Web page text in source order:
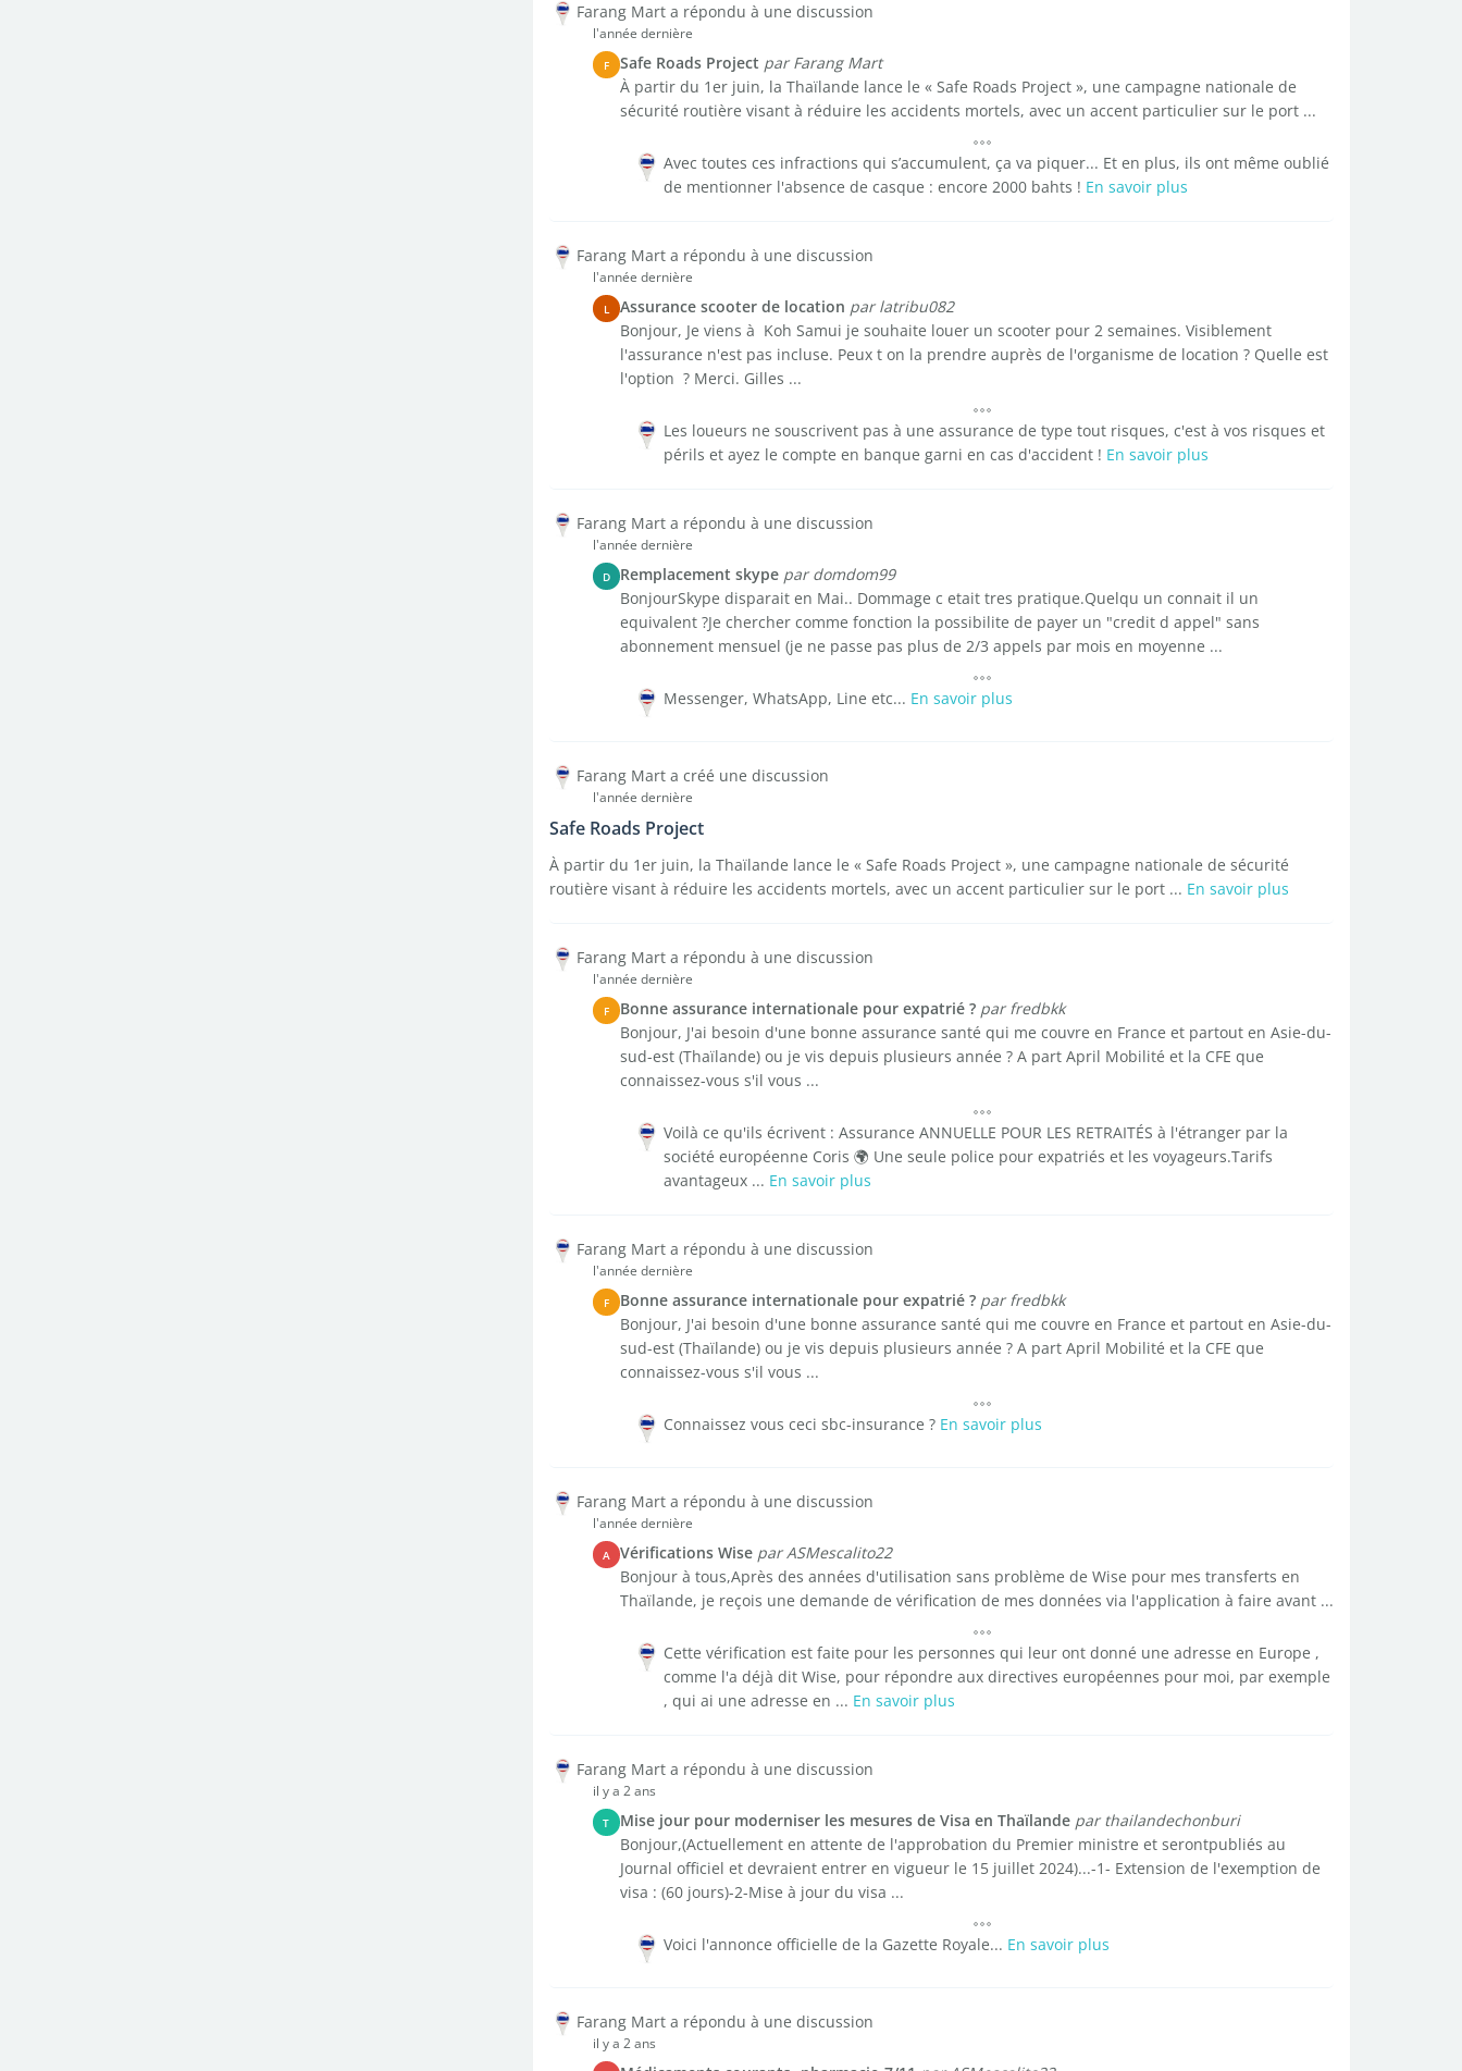
Farang Mart a répondu à une discussion
l'année dernière
F Safe Roads Project par Farang Mart
À partir du 1er juin, la Thaïlande lance le « Safe Roads Project », une campagne nationale de
sécurité routière visant à réduire les accidents mortels, avec un accent particulier sur le port ...
Avec toutes ces infractions qui s’accumulent, ça va piquer... Et en plus, ils ont même oublié
de mentionner l'absence de casque : encore 2000 bahts ! En savoir plus
Farang Mart a répondu à une discussion
l'année dernière
L Assurance scooter de location par latribu082
Bonjour, Je viens à Koh Samui je souhaite louer un scooter pour 2 semaines. Visiblement
l'assurance n'est pas incluse. Peux t on la prendre auprès de l'organisme de location ? Quelle est
l'option ? Merci. Gilles ...
Les loueurs ne souscrivent pas à une assurance de type tout risques, c'est à vos risques et
périls et ayez le compte en banque garni en cas d'accident ! En savoir plus
Farang Mart a répondu à une discussion
l'année dernière
D Remplacement skype par domdom99
BonjourSkype disparait en Mai.. Dommage c etait tres pratique.Quelqu un connait il un
equivalent ?Je chercher comme fonction la possibilite de payer un "credit d appel" sans
abonnement mensuel (je ne passe pas plus de 2/3 appels par mois en moyenne ...
Messenger, WhatsApp, Line etc... En savoir plus
Farang Mart a créé une discussion
l'année dernière
Safe Roads Project
À partir du 1er juin, la Thaïlande lance le « Safe Roads Project », une campagne nationale de sécurité
routière visant à réduire les accidents mortels, avec un accent particulier sur le port ... En savoir plus
Farang Mart a répondu à une discussion
l'année dernière
F Bonne assurance internationale pour expatrié ? par fredbkk
Bonjour, J'ai besoin d'une bonne assurance santé qui me couvre en France et partout en Asie-du-
sud-est (Thaïlande) ou je vis depuis plusieurs année ? A part April Mobilité et la CFE que
connaissez-vous s'il vous ...
Voilà ce qu'ils écrivent : Assurance ANNUELLE POUR LES RETRAITÉS à l'étranger par la
société européenne Coris 🌍 Une seule police pour expatriés et les voyageurs.Tarifs
avantageux ... En savoir plus
Farang Mart a répondu à une discussion
l'année dernière
F Bonne assurance internationale pour expatrié ? par fredbkk
Bonjour, J'ai besoin d'une bonne assurance santé qui me couvre en France et partout en Asie-du-
sud-est (Thaïlande) ou je vis depuis plusieurs année ? A part April Mobilité et la CFE que
connaissez-vous s'il vous ...
Connaissez vous ceci sbc-insurance ? En savoir plus
Farang Mart a répondu à une discussion
l'année dernière
A Vérifications Wise par ASMescalito22
Bonjour à tous,Après des années d'utilisation sans problème de Wise pour mes transferts en
Thaïlande, je reçois une demande de vérification de mes données via l'application à faire avant ...
Cette vérification est faite pour les personnes qui leur ont donné une adresse en Europe ,
comme l'a déjà dit Wise, pour répondre aux directives européennes pour moi, par exemple
, qui ai une adresse en ... En savoir plus
Farang Mart a répondu à une discussion
il y a 2 ans
T Mise jour pour moderniser les mesures de Visa en Thaïlande par thailandechonburi
Bonjour,(Actuellement en attente de l'approbation du Premier ministre et serontpubliés au
Journal officiel et devraient entrer en vigueur le 15 juillet 2024)...-1- Extension de l'exemption de
visa : (60 jours)-2-Mise à jour du visa ...
Voici l'annonce officielle de la Gazette Royale... En savoir plus
Farang Mart a répondu à une discussion
il y a 2 ans